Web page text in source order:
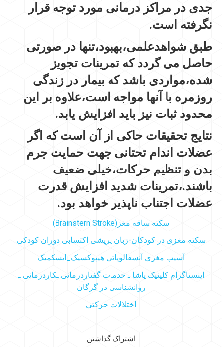
جدی در مراکز درمانی مورد توجه قرار
نگرفته است.
طبق شواهدعلمی،بهبود،تنها در صورتی
حاصل می گردد که تمرینات تجویز
شده،مواردی باشد که بیمار در زندگی
روزمره با آنها مواجه است،علاوه بر این
محدود ثبات نیز باید افزایش یابد.
نتایج تحقیقات حاکی از آن است که اگر
عضلات اندام تحتانی جهت حمایت جرم
بدن و تنظیم حرکات،خیلی ضعیف
باشند.،تمرینات شدید افزایش قدرت
عضلات اجتناب ناپذیر خواهد بود.
سکته ساقه مغز(Brainstern Stroke)
سکته مغزی در کودکان-زبان پریشی اکتسابی دوران کودکی
آسیب مغزی آنسفالوپاتی هیپوکسیک_ایسکمیک
اینستاگرام کلینیک یاشا ـ خدمات گفتاردرمانی ـکاردرمانی ـ
روانشناسی در گرگان
اختلالات حرکتی
اشتراک گذاشتن